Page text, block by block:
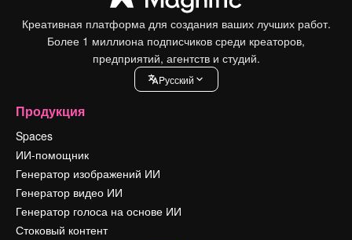
Креативная платформа для создания ваших лучших работ.
Более 1 миллиона подписчиков среди креаторов,
предприятий, агентств и студий.
Pусский
Продукция
Spaces
ИИ-помощник
Генератор изображений ИИ
Генератор видео ИИ
Генератор голоса на основе ИИ
Стоковый контент